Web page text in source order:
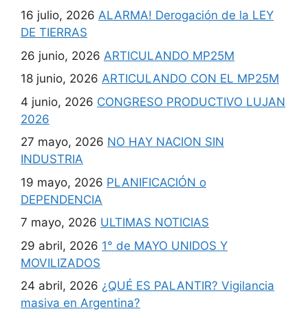
16 julio, 2026 ALARMA! Derogación de la LEY
DE TIERRAS
26 junio, 2026 ARTICULANDO MP25M
18 junio, 2026 ARTICULANDO CON EL MP25M
4 junio, 2026 CONGRESO PRODUCTIVO LUJAN
2026
27 mayo, 2026 NO HAY NACION SIN
INDUSTRIA
19 mayo, 2026 PLANIFICACIÓN o
DEPENDENCIA
7 mayo, 2026 ULTIMAS NOTICIAS
29 abril, 2026 1° de MAYO UNIDOS Y
MOVILIZADOS
24 abril, 2026 ¿QUÉ ES PALANTIR? Vigilancia
masiva en Argentina?